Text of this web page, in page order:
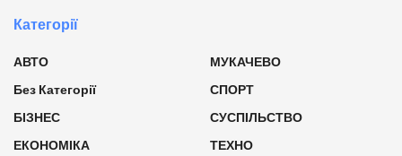
Категорії
АВТО
Без Категорії
БІЗНЕС
ЕКОНОМІКА
МУКАЧЕВО
СПОРТ
СУСПІЛЬСТВО
ТЕХНО